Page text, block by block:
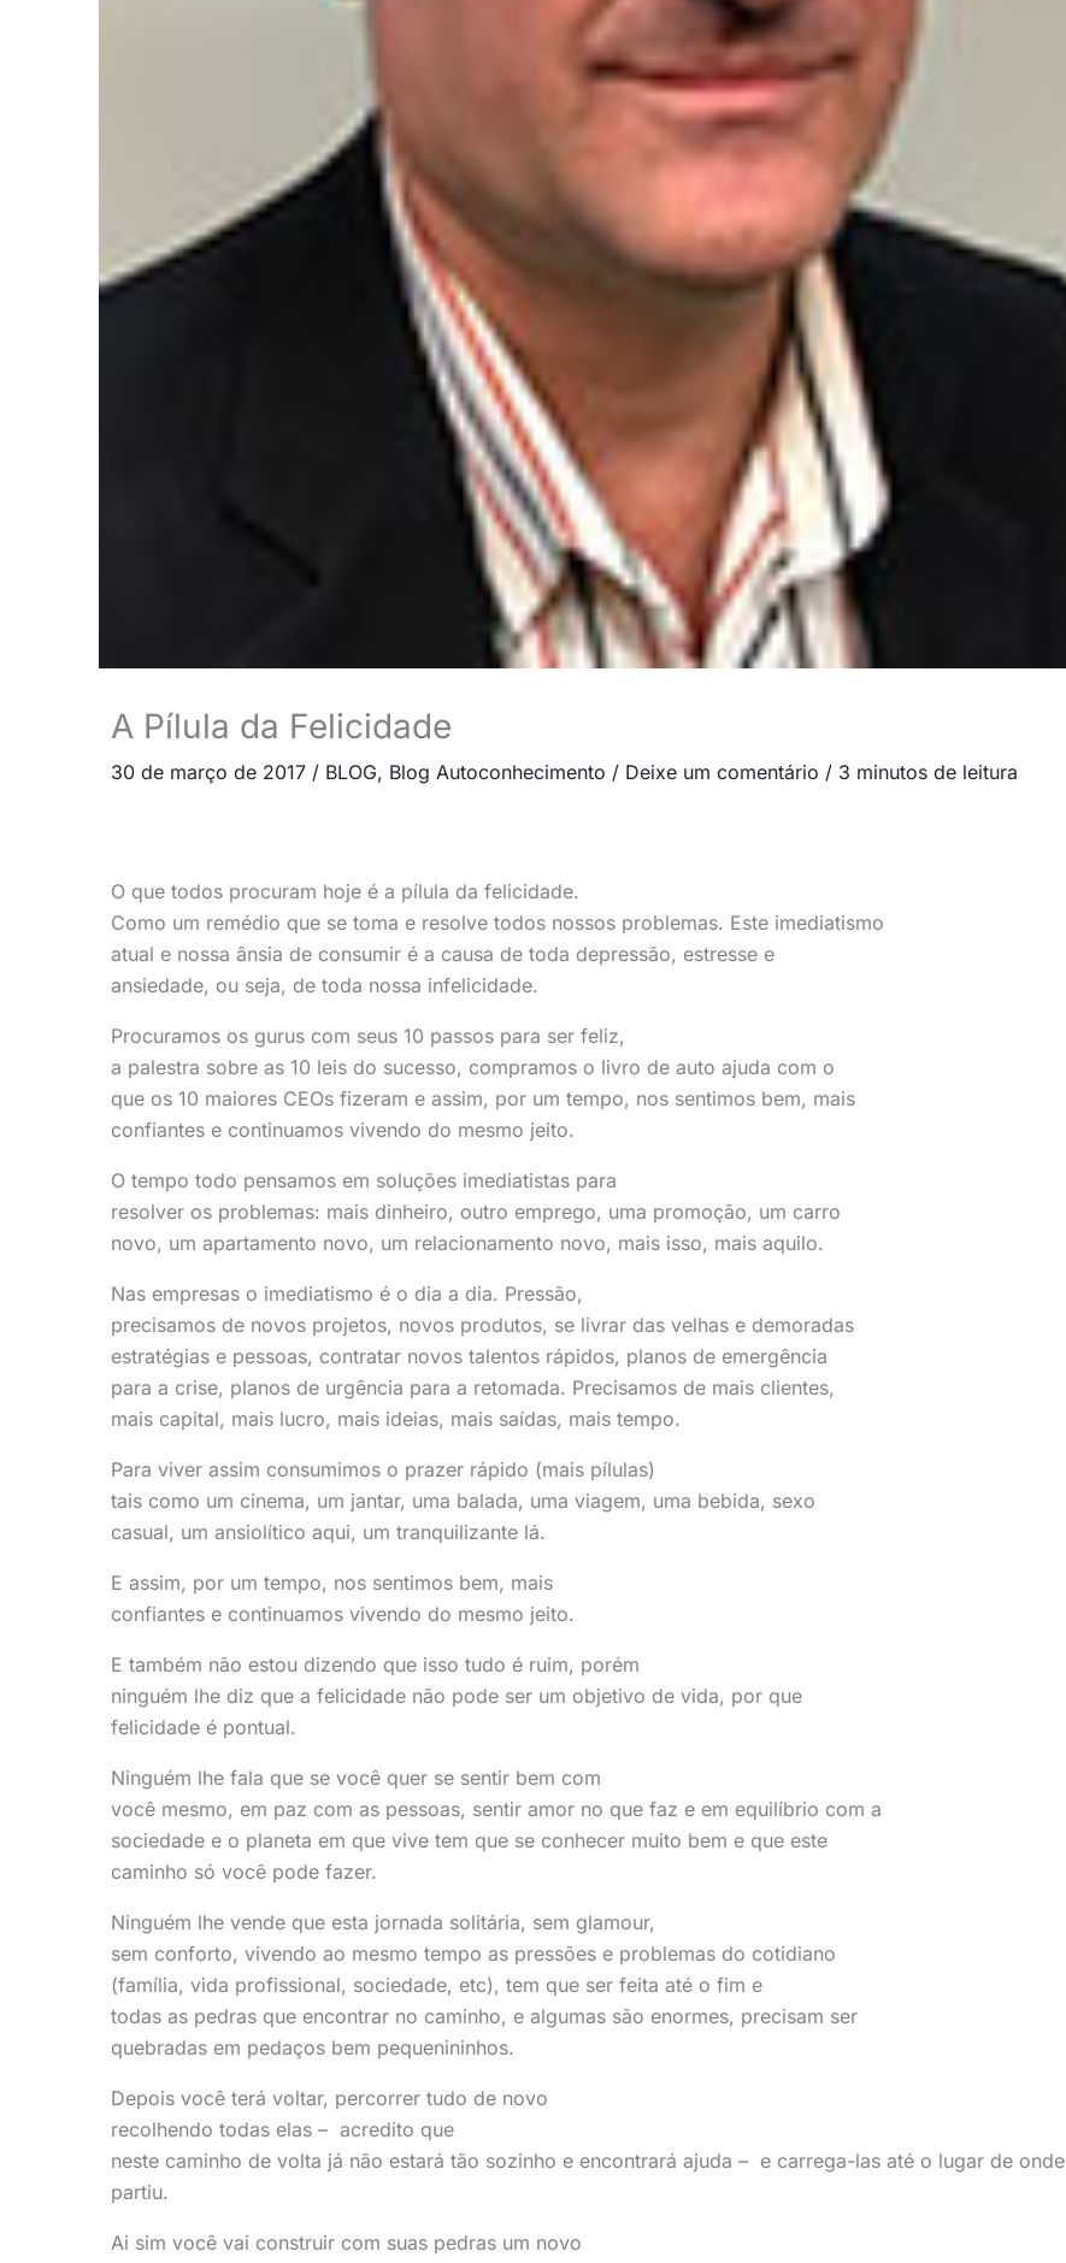
A Pílula da Felicidade
30 de março de 2017 / BLOG, Blog Autoconhecimento / Deixe um comentário / 3 minutos de leitura
O que todos procuram hoje é a pílula da felicidade.
Como um remédio que se toma e resolve todos nossos problemas. Este imediatismo
atual e nossa ânsia de consumir é a causa de toda depressão, estresse e
ansiedade, ou seja, de toda nossa infelicidade.
Procuramos os gurus com seus 10 passos para ser feliz,
a palestra sobre as 10 leis do sucesso, compramos o livro de auto ajuda com o
que os 10 maiores CEOs fizeram e assim, por um tempo, nos sentimos bem, mais
confiantes e continuamos vivendo do mesmo jeito.
O tempo todo pensamos em soluções imediatistas para
resolver os problemas: mais dinheiro, outro emprego, uma promoção, um carro
novo, um apartamento novo, um relacionamento novo, mais isso, mais aquilo.
Nas empresas o imediatismo é o dia a dia. Pressão,
precisamos de novos projetos, novos produtos, se livrar das velhas e demoradas
estratégias e pessoas, contratar novos talentos rápidos, planos de emergência
para a crise, planos de urgência para a retomada. Precisamos de mais clientes,
mais capital, mais lucro, mais ideias, mais saídas, mais tempo.
Para viver assim consumimos o prazer rápido (mais pílulas)
tais como um cinema, um jantar, uma balada, uma viagem, uma bebida, sexo
casual, um ansiolítico aqui, um tranquilizante lá.
E assim, por um tempo, nos sentimos bem, mais
confiantes e continuamos vivendo do mesmo jeito.
E também não estou dizendo que isso tudo é ruim, porém
ninguém lhe diz que a felicidade não pode ser um objetivo de vida, por que
felicidade é pontual.
Ninguém lhe fala que se você quer se sentir bem com
você mesmo, em paz com as pessoas, sentir amor no que faz e em equilíbrio com a
sociedade e o planeta em que vive tem que se conhecer muito bem e que este
caminho só você pode fazer.
Ninguém lhe vende que esta jornada solitária, sem glamour,
sem conforto, vivendo ao mesmo tempo as pressões e problemas do cotidiano
(família, vida profissional, sociedade, etc), tem que ser feita até o fim e
todas as pedras que encontrar no caminho, e algumas são enormes, precisam ser
quebradas em pedaços bem pequenininhos.
Depois você terá voltar, percorrer tudo de novo
recolhendo todas elas – acredito que
neste caminho de volta já não estará tão sozinho e encontrará ajuda – e carrega-las até o lugar de onde
partiu.
Ai sim você vai construir com suas pedras um novo